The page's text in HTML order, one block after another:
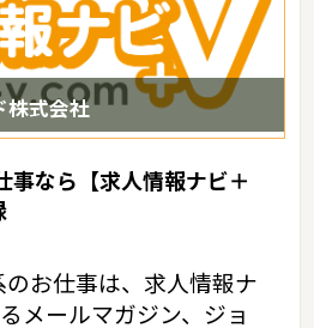
株式会社
事なら【求人情報ナビ＋
お仕事は、求人情報ナ
メールマガジン、ジョ